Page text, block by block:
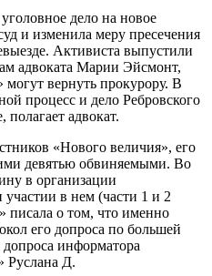
дело на новое
и изменила меру пресечения
Активиста выпустили
адвоката Марии Эйсмонт,
могут вернуть прокурору. В
процесс и дело Ребровского
полагает адвокат.
«Нового величия», его
девятью обвиняемыми. Во
в организации
участии в нем (части 1 и 2
писала о том, что именно
его допроса по большей
допроса информатора
Руслана Д.